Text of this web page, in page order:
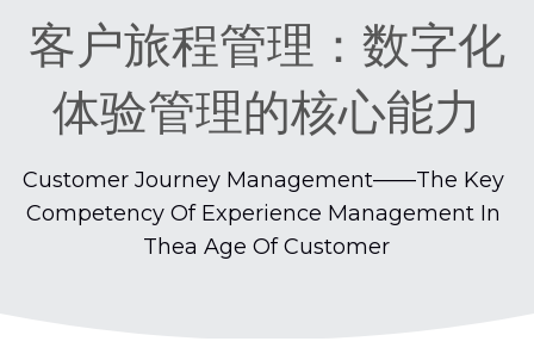
专题文章
AI场景指南
2018年调查报告
2017年调查报告
客户旅程专栏
体验营销专栏
客户旅程管理：数字化
体验管理的核心能力
Customer Journey Management——The Key
Competency Of Experience Management In
Thea Age Of Customer